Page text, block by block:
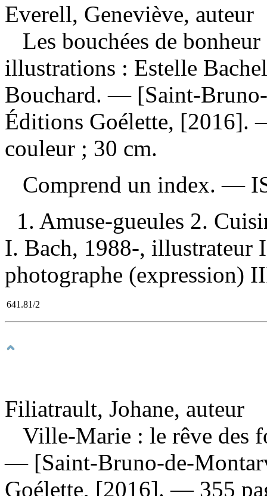
Everell, Geneviève, auteur
Les bouchées de
illustrations : Estelle
Bouchard. — [Saint-
Éditions Goélette, [2016].
couleur ; 30 cm.
Comprend un index. —
1. Amuse-gueules 2.
I. Bach, 1988-, illustrateur
photographe (expression)
641.81/2
Filiatrault, Johane, auteur
Ville-Marie : le rêve des
— [Saint-Bruno-de-
Goélette, [2016]. — 355